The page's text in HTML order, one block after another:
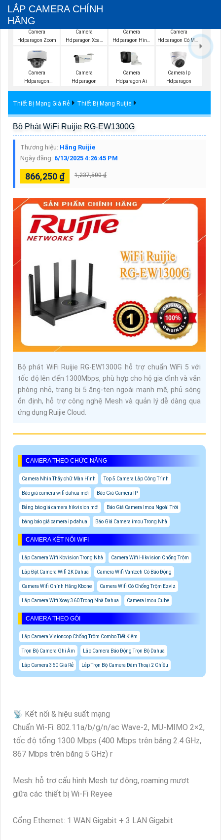
LẮP CAMERA CHÍNH
HÃNG
Camera
Hdparagon Zoom
Camera
Hdparagon Xoay
Camera
Hdparagon Hình
Camera
Hdparagon Có Màu
Ban Đêm
Camera
Hdparagon
Camera
Hdparagon
Camera
Hdparagon Ai
Camera Ip
Hdparagon
Thiết Bị Mạng Giá Rẻ Thiết Bị Mạng Ruijie
Bộ Phát WiFi Ruijie RG-EW1300G
Thương hiệu: Hãng Ruijie
Ngày đăng: 6/13/2025 4:26:45 PM
866,250 ₫ 1,237,500 ₫
Bộ phát WiFi Ruijie RG-EW1300G hỗ trợ chuẩn WiFi 5 với
tốc độ lên đến 1300Mbps, phù hợp cho hộ gia đình và văn
phòng nhỏ, trang bị 5 ăng-ten ngoài mạnh mẽ, phủ sóng
ổn định, hỗ trợ công nghệ Mesh và quản lý dễ dàng qua
ứng dụng Ruijie Cloud.
CAMERA THEO CHỨC NĂNG
Camera Nhìn Thấy chữ Màn Hình Top 5 Camera Lắp Công Trình
Báo giá camera wifi dahua mới Báo Giá Camera IP
Bảng báo giá camera hikvision mới Báo Giá Camera Imou Ngoài Trời
bảng báo giá camera ip dahua Báo Giá Camera imou Trong Nhà
CAMERA KẾT NỐI WIFI
Lắp Camera Wifi Kbvision Trong Nhà Camera Wifi Hikvision Chống Trộm
Lắp Đặt Camera Wifi 2K Dahua Camera Wifi Vantech Có Báo Động
Camera Wifi Chính Hãng Kbone Camera Wifi Có Chống Trộm Ezviz
Lắp Camera Wifi Xoay 360 Trong Nhà Dahua Camera Imou Cube
CAMERA THEO GÓI
Lắp Camera Visioncop Chống Trộm Combo Tiết Kiệm
Trọn Bộ Camera Ghi Âm Lắp Camera Báo Động Trọn Bộ Dahua
Lắp Camera 360 Giá Rẻ Lắp Trọn Bộ Camera Đàm Thoại 2 Chiều
📡 Kết nối & hiệu suất mạng
Chuẩn Wi‑Fi: 802.11a/b/g/n/ac Wave‑2, MU‑MIMO 2×2,
tốc độ tổng 1300 Mbps (400 Mbps trên băng 2.4 GHz,
867 Mbps trên băng 5 GHz) r
Mesh: hỗ trợ cấu hình Mesh tự động, roaming mượt
giữa các thiết bị Wi‑Fi Reyee
Cổng Ethernet: 1 WAN Gigabit + 3 LAN Gigabit